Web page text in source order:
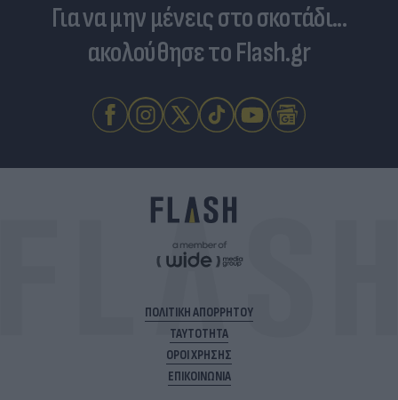
Για να μην μένεις στο σκοτάδι...
ακολούθησε το Flash.gr
ΠΟΛΙΤΙΚΗ ΑΠΟΡΡΗΤΟΥ
ΤΑΥΤΟΤΗΤΑ
ΟΡΟΙ ΧΡΗΣΗΣ
ΕΠΙΚΟΙΝΩΝΙΑ